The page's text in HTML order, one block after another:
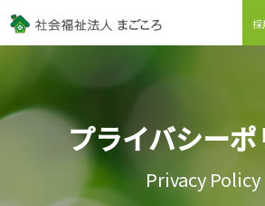
採
プライバシー
Privacy Policy